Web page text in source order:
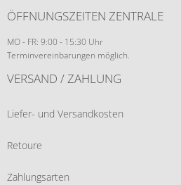
ÖFFNUNGSZEITEN ZENTRALE
MO - FR: 9:00 - 15:30 Uhr
Terminvereinbarungen möglich.
VERSAND / ZAHLUNG
Liefer- und Versandkosten
Retoure
Zahlungsarten